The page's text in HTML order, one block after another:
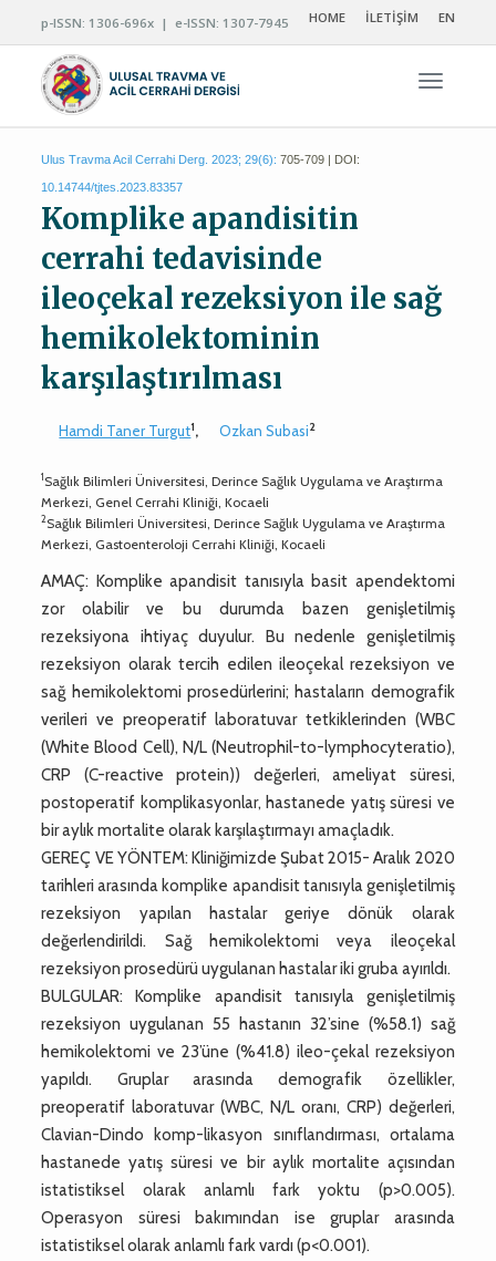
p-ISSN: 1306-696x | e-ISSN: 1307-7945 HOME İLETİŞİM EN
Ulus Travma Acil Cerrahi Derg. 2023; 29(6): 705-709 | DOI:
10.14744/tjtes.2023.83357
Komplike apandisitin
cerrahi tedavisinde
ileoçekal rezeksiyon ile sağ
hemikolektominin
karşılaştırılması
Hamdi Taner Turgut1, Ozkan Subasi2
1Sağlık Bilimleri Üniversitesi, Derince Sağlık Uygulama ve Araştırma
Merkezi, Genel Cerrahi Kliniği, Kocaeli
2Sağlık Bilimleri Üniversitesi, Derince Sağlık Uygulama ve Araştırma
Merkezi, Gastoenteroloji Cerrahi Kliniği, Kocaeli
AMAÇ: Komplike apandisit tanısıyla basit apendektomi
zor olabilir ve bu durumda bazen genişletilmiş
rezeksiyona ihtiyaç duyulur. Bu nedenle genişletilmiş
rezeksiyon olarak tercih edilen ileoçekal rezeksiyon ve
sağ hemikolektomi prosedürlerini; hastaların demografik
verileri ve preoperatif laboratuvar tetkiklerinden (WBC
(White Blood Cell), N/L (Neutrophil-to-lymphocyteratio),
CRP (C-reactive protein)) değerleri, ameliyat süresi,
postoperatif komplikasyonlar, hastanede yatış süresi ve
bir aylık mortalite olarak karşılaştırmayı amaçladık.
GEREÇ VE YÖNTEM: Kliniğimizde Şubat 2015- Aralık 2020
tarihleri arasında komplike apandisit tanısıyla genişletilmiş
rezeksiyon yapılan hastalar geriye dönük olarak
değerlendirildi. Sağ hemikolektomi veya ileoçekal
rezeksiyon prosedürü uygulanan hastalar iki gruba ayırıldı.
BULGULAR: Komplike apandisit tanısıyla genişletilmiş
rezeksiyon uygulanan 55 hastanın 32’sine (%58.1) sağ
hemikolektomi ve 23’üne (%41.8) ileo-çekal rezeksiyon
yapıldı. Gruplar arasında demografik özellikler,
preoperatif laboratuvar (WBC, N/L oranı, CRP) değerleri,
Clavian-Dindo komp-likasyon sınıflandırması, ortalama
hastanede yatış süresi ve bir aylık mortalite açısından
istatistiksel olarak anlamlı fark yoktu (p>0.005).
Operasyon süresi bakımından ise gruplar arasında
istatistiksel olarak anlamlı fark vardı (p<0.001).